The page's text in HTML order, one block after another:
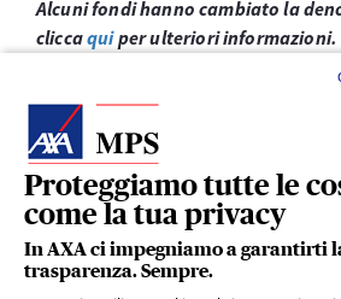
Proteggiamo tutte le
come la tua privacy
In AXA ci impegniamo a garantirti
trasparenza. Sempre.
Alcuni fondi hanno cambiato la
cliccaquiper ulteriori informazioni.
LINK UTILI